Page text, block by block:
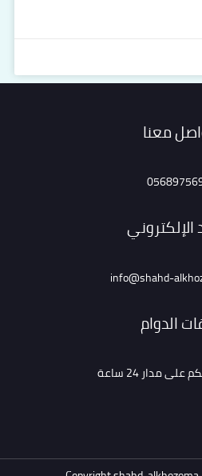
معنا
الإلكتروني
info@shahd-
الدوام
مدار 24 ساعة